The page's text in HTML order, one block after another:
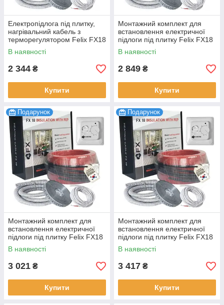
Електропідлога під плитку,
нагрівальний кабель з
терморегулятором Felix FX18
Premium 300 Вт 1.7-2.0 м2,
16.6 м
В наявності
2 344 ₴
Купити
Монтажний комплект для
встановлення електричної
підлоги під плитку Felix FX18
Premium 450 Вт 2.5-3.0 м2,
25 м
В наявності
2 849 ₴
Купити
Подарунок
Монтажний комплект для
встановлення електричної
підлоги під плитку Felix FX18
Premium 540 Вт 3.0-3.6 м2,
30 м
В наявності
3 021 ₴
Купити
Подарунок
Монтажний комплект для
встановлення електричної
підлоги під плитку Felix FX18
Premium 630 Вт 3.5-4.2 м2,
35 м
В наявності
3 417 ₴
Купити